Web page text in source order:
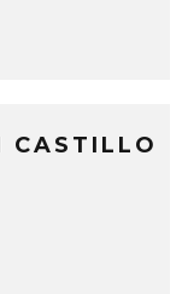
CASTILLO